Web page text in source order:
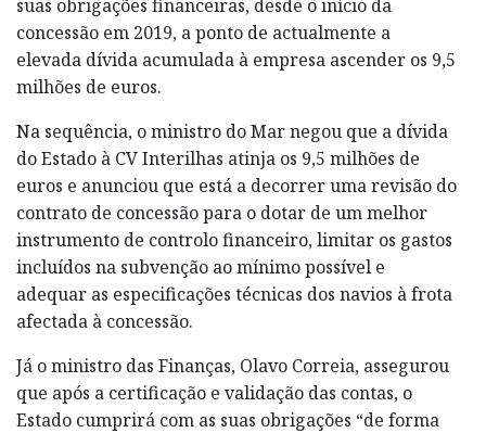
suas obrigações financeiras, desde o início da
concessão em 2019, a ponto de actualmente a
elevada dívida acumulada à empresa ascender os 9,5
milhões de euros.
Na sequência, o ministro do Mar negou que a dívida
do Estado à CV Interilhas atinja os 9,5 milhões de
euros e anunciou que está a decorrer uma revisão do
contrato de concessão para o dotar de um melhor
instrumento de controlo financeiro, limitar os gastos
incluídos na subvenção ao mínimo possível e
adequar as especificações técnicas dos navios à frota
afectada à concessão.
Já o ministro das Finanças, Olavo Correia, assegurou
que após a certificação e validação das contas, o
Estado cumprirá com as suas obrigações “de forma